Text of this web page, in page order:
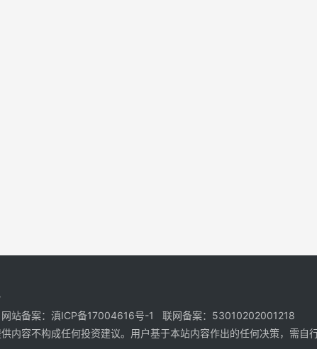
网站备案：滇ICP备17004616号-1 联网备案：53010202001218
内容不构成任何投资建议。用户基于本站内容作出的任何决策，需自